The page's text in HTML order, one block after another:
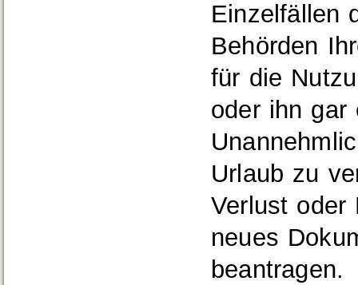
Einzelfällen
Behörden
für die
oder ihn gar
Urlaub zu
Verlust oder
neues
beantragen.